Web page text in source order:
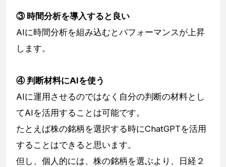
③ 時間分析を導入すると良い
AIに時間分析を組み込むとパフォーマンスが上昇
します。
④ 判断材料にAIを使う
AIに運用させるのではなく自分の判断の材料とし
てAIを活用することは可能です。
たとえば株の銘柄を選択する時にChatGPTを活用
することはできると思います。
但し、個人的には、株の銘柄を選ぶより、日経２